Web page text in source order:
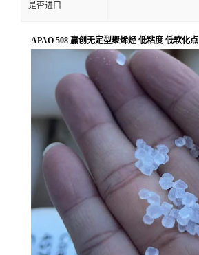
是否进口
APAO 508 赢创无定型聚烯烃 低粘度 低软化